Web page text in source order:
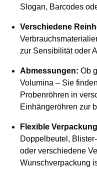
Slogan, Barcodes
Verschiedene
zur Sensibilität oder
Abmessungen: Ob
Volumina – Sie
Probenröhren in
Einhängeröhren zur
Flexible
Doppelbeutel,
oder verschiedene
Wunschverpackung